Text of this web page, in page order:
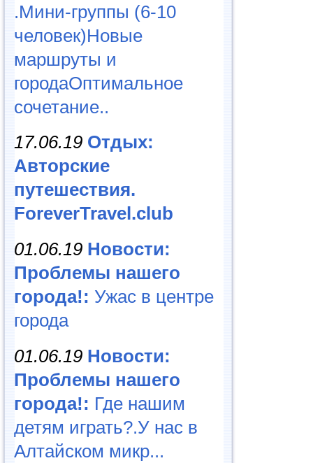
.Мини-группы (6-10
человек)Новые
маршруты и
городаОптимальное
сочетание..
17.06.19 Отдых:
Авторские
путешествия.
ForeverTravel.club
01.06.19 Новости:
Проблемы нашего
города!: Ужас в центре
города
01.06.19 Новости:
Проблемы нашего
города!: Где нашим
детям играть?.У нас в
Алтайском микр...